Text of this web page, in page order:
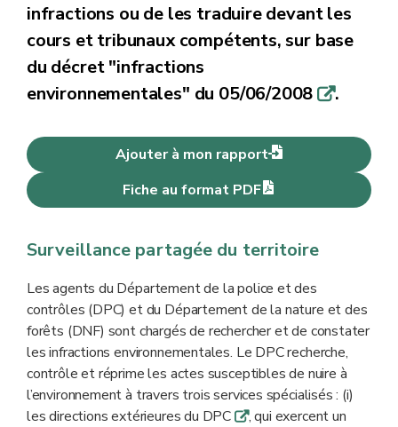
infractions ou de les traduire devant les
cours et tribunaux compétents, sur base
du décret "infractions
environnementales" du 05/06/2008q.
Ajouter à mon rapport
Fiche au format PDF
Surveillance partagée du territoire
Les agents du Département de la police et des
contrôles (DPC) et du Département de la nature et des
forêts (DNF) sont chargés de rechercher et de constater
les infractions environnementales. Le DPC recherche,
contrôle et réprime les actes susceptibles de nuire à
l’environnement à travers trois services spécialisés : (i)
les directions extérieures du DPC q, qui exercent un